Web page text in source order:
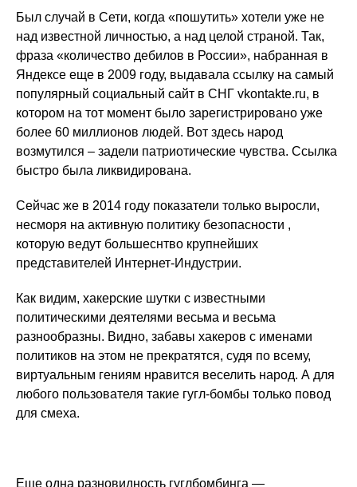
Был случай в Сети, когда «пошутить» хотели уже не
над известной личностью, а над целой страной. Так,
фраза «количество дебилов в России», набранная в
Яндексе еще в 2009 году, выдавала ссылку на самый
популярный социальный сайт в СНГ vkontakte.ru, в
котором на тот момент было зарегистрировано уже
более 60 миллионов людей. Вот здесь народ
возмутился – задели патриотические чувства. Ссылка
быстро была ликвидирована.
Сейчас же в 2014 году показатели только выросли,
несморя на активную политику безопасности ,
которую ведут большеснтво крупнейших
представителей Интернет-Индустрии.
Как видим, хакерские шутки с известными
политическими деятелями весьма и весьма
разнообразны. Видно, забавы хакеров с именами
политиков на этом не прекратятся, судя по всему,
виртуальным гениям нравится веселить народ. А для
любого пользователя такие гугл-бомбы только повод
для смеха.
Еще одна разновидность гуглбомбинга —